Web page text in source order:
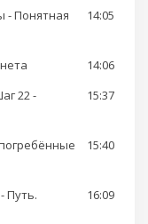
- Понятная
14:05
14:06
22 -
15:37
15:40
Путь.
16:09